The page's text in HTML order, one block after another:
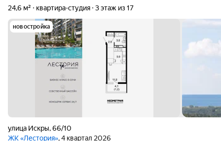
24,6 м²
квартира-студия 3 этаж из 17
новостройка
улица Искры,66/10
ЖК «Лестория», 4 квартал 2026